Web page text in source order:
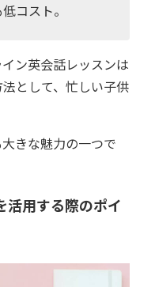
コスト。
ン英会話レッスンは
として、忙しい子供
きな魅力の一つで
活用する際のポイ